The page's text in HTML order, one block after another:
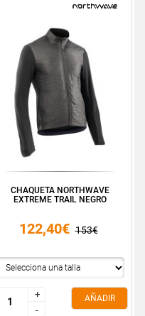
CHAQUETA NORTHWAVE
EXTREME TRAIL NEGRO
122,40€ 153€
+
-
+
-
AÑADIR